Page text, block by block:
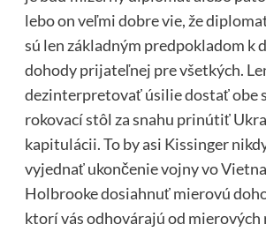
lebo on veľmi dobre vie, že
sú len základným predpokladom k
dohody prijateľnej pre všetkých.
dezinterpretovať úsilie dostať obe
rokovací stôl za snahu prinútiť
kapitulácii. To by asi Kissinger
vyjednať ukončenie vojny vo
Holbrooke dosiahnuť mierovú
ktorí vás odhovárajú od mierových